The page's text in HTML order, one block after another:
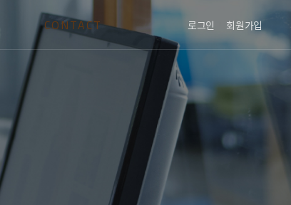
CONTACT 로그인 회원가입